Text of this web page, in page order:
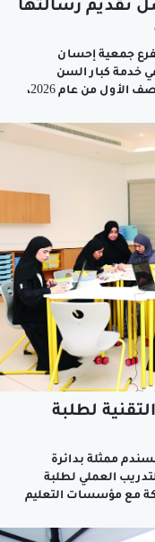
تقديم رسالتها
جمعية إحسان
خدمة كبار السن
المقعدين سريريًا، منفذة 144 نقلة خلال النصف الأول من عام 2026،
الفرع في توفير وسائل
الوصول إلى
لطلبة
ممثلة بدائرة
العملي لطلبة
مع مؤسسات التعليم
والذكاء الاصطناعي
متطلبات سوق العمل